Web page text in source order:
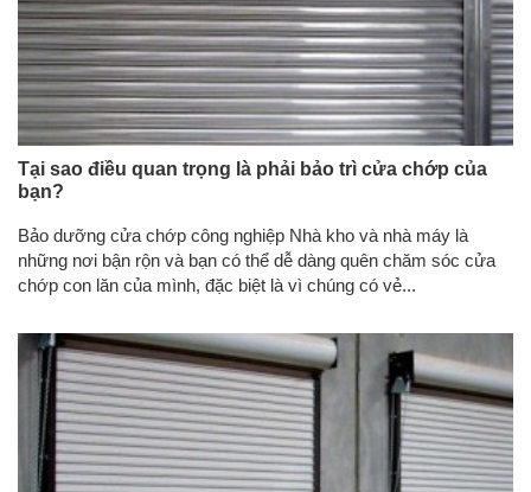
Tại sao điều quan trọng là phải bảo trì cửa chớp của
bạn?
Bảo dưỡng cửa chớp công nghiệp Nhà kho và nhà máy là
những nơi bận rộn và bạn có thể dễ dàng quên chăm sóc cửa
chớp con lăn của mình, đặc biệt là vì chúng có vẻ...